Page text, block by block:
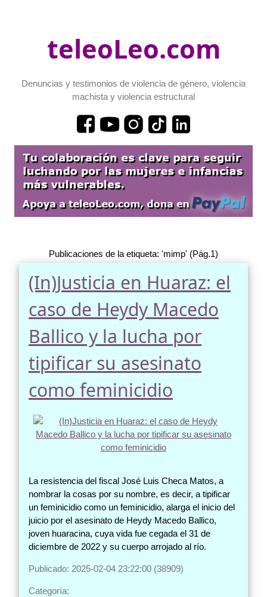
teleoLeo.com
Denuncias y testimonios de violencia de género, violencia
machista y violencia estructural
Publicaciones de la etiqueta: 'mimp' (Pág.1)
(In)Justicia en Huaraz: el
caso de Heydy Macedo
Ballico y la lucha por
tipificar su asesinato
como feminicidio
La resistencia del fiscal José Luis Checa Matos, a
nombrar la cosas por su nombre, es decir, a tipificar
un feminicidio como un feminicidio, alarga el inicio del
juicio por el asesinato de Heydy Macedo Ballico,
joven huaracina, cuya vida fue cegada el 31 de
diciembre de 2022 y su cuerpo arrojado al río.
Publicado: 2025-02-04 23:22:00 (38909)
Categoría: